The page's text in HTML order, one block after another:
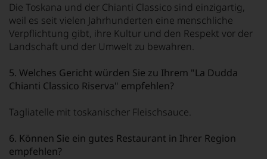
Die Toskana und der Chianti Classico sind einzigartig,
weil es seit vielen Jahrhunderten eine menschliche
Verpflichtung gibt, ihre Kultur und den Respekt vor der
Landschaft und der Umwelt zu bewahren.
5. Welches Gericht würden Sie zu Ihrem "La Dudda
Chianti Classico Riserva" empfehlen?
Tagliatelle mit toskanischer Fleischsauce.
6. Können Sie ein gutes Restaurant in Ihrer Region
empfehlen?